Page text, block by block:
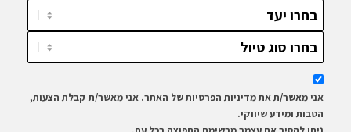
אני מאשר/ת את מדיניות הפרטיות של האתר. אני מאשר/ת קבלת הצעות,
הטבות ומידע שיווקי.